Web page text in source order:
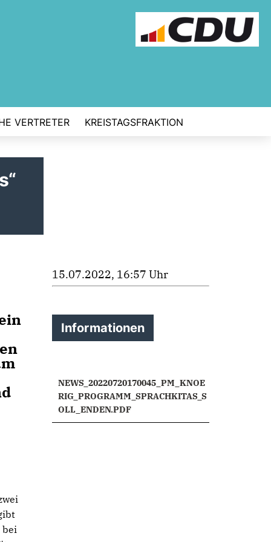
VERTRETER KREISTAGSFRAKTION
bei
15.07.2022, 16:57 Uhr
Informationen
NEWS_20220720170045_PM_KNOE
RIG_PROGRAMM_SPRACHKITAS_S
OLL_ENDEN.PDF